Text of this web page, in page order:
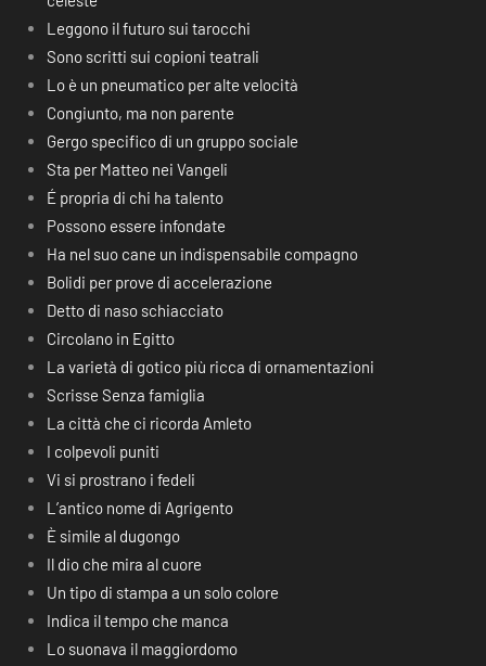
Leggono il futuro sui tarocchi
Sono scritti sui copioni teatrali
Lo è un pneumatico per alte velocità
Congiunto, ma non parente
Gergo specifico di un gruppo sociale
Sta per Matteo nei Vangeli
É propria di chi ha talento
Possono essere infondate
Ha nel suo cane un indispensabile compagno
Bolidi per prove di accelerazione
Detto di naso schiacciato
Circolano in Egitto
La varietà di gotico più ricca di ornamentazioni
Scrisse Senza famiglia
La città che ci ricorda Amleto
I colpevoli puniti
Vi si prostrano i fedeli
L’antico nome di Agrigento
È simile al dugongo
Il dio che mira al cuore
Un tipo di stampa a un solo colore
Indica il tempo che manca
Lo suonava il maggiordomo